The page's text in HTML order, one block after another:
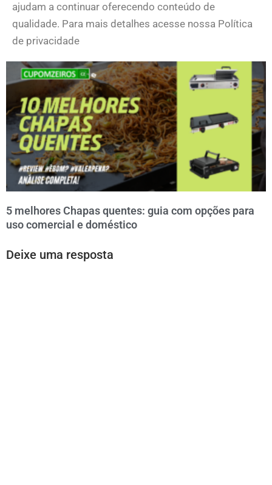
ajudam a continuar oferecendo conteúdo de
qualidade. Para mais detalhes acesse nossa Política
de privacidade
5 melhores Chapas quentes: guia com opções para
uso comercial e doméstico
Deixe uma resposta